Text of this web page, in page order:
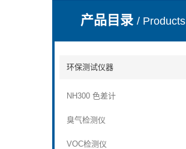
深圳市深博瑞仪器仪表有限公司
产品目录/ Products
环保测试仪器
NH300 色差计
臭气检测仪
VOC检测仪